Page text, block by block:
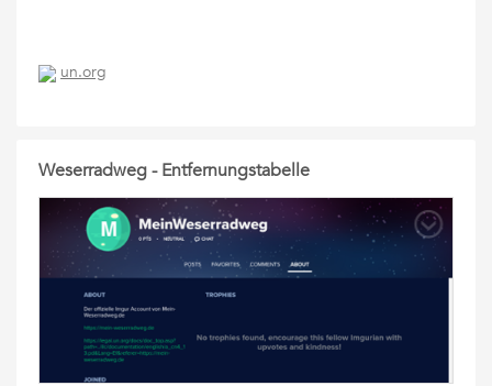
un.org
Weserradweg - Entfernungstabelle